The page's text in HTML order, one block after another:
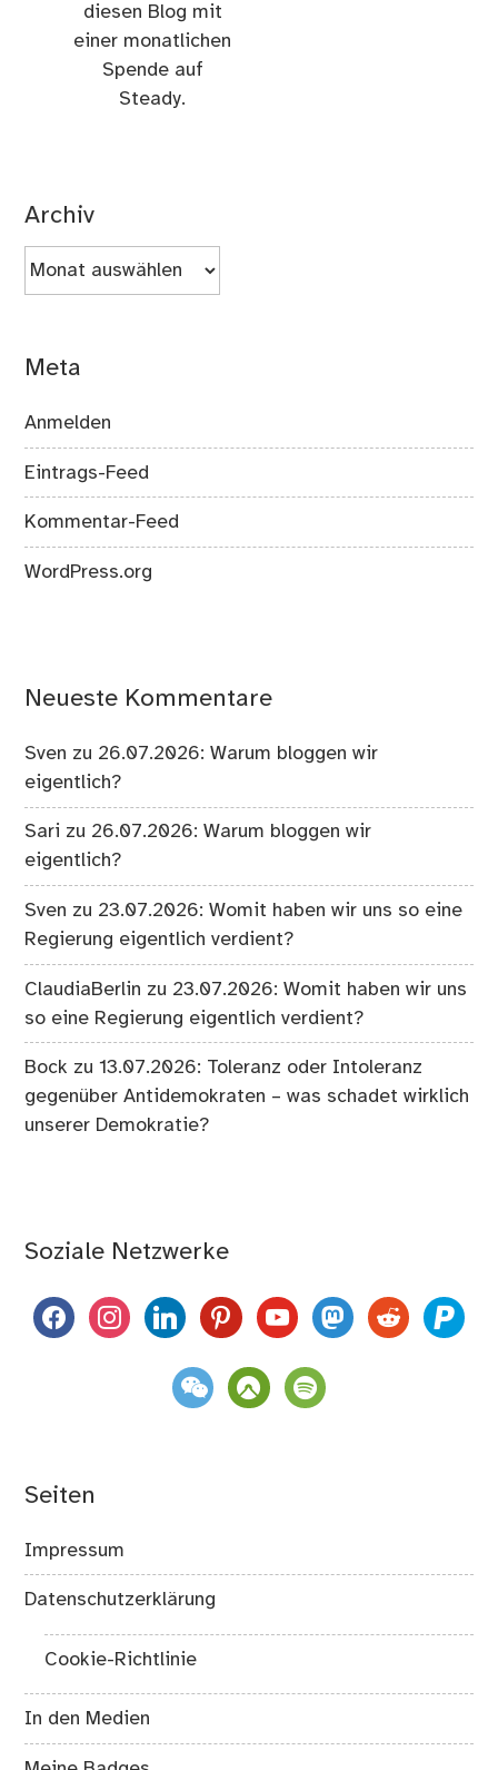
diesen Blog mit
einer monatlichen
Spende auf
Steady.
Archiv
Archiv
Meta
Anmelden
Eintrags-Feed
Kommentar-Feed
WordPress.org
Neueste Kommentare
Sven zu 26.07.2026: Warum bloggen wir
eigentlich?
Sari zu 26.07.2026: Warum bloggen wir
eigentlich?
Sven zu 23.07.2026: Womit haben wir uns so eine
Regierung eigentlich verdient?
ClaudiaBerlin zu 23.07.2026: Womit haben wir uns
so eine Regierung eigentlich verdient?
Bock zu13.07.2026: Toleranz oder Intoleranz
gegenüber Antidemokraten – was schadet wirklich
unserer Demokratie?
Soziale Netzwerke
facebookinstagramlinkedinpinterestyoutubemastodon
reddit paypal
weixin komootspotify
Seiten
Impressum
Datenschutzerklärung
Cookie-Richtlinie
In den Medien